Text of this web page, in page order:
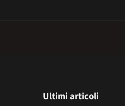
Ultimi articoli